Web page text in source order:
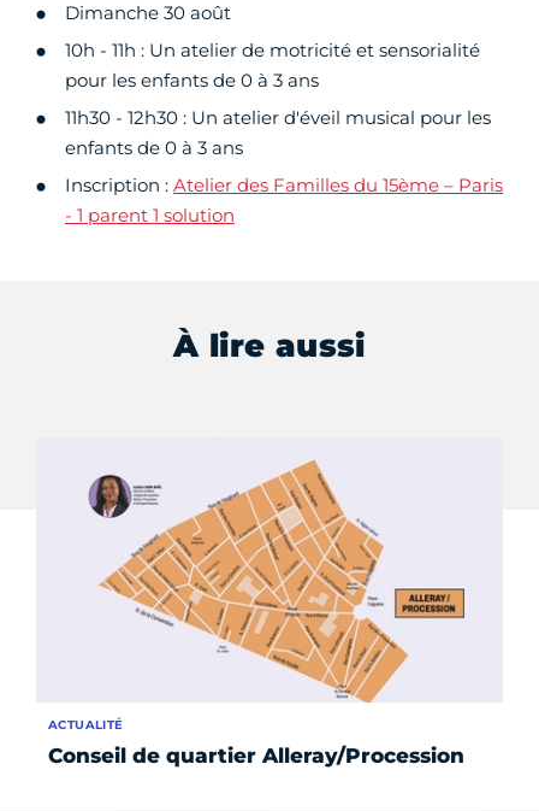
Dimanche 30 août
10h - 11h : Un atelier de motricité et sensorialité
pour les enfants de 0 à 3 ans
11h30 - 12h30 : Un atelier d'éveil musical pour les
enfants de 0 à 3 ans
Inscription : Atelier des Familles du 15ème – Paris
- 1 parent 1 solution
À lire aussi
Conseil de quartier Alleray/Procession
ACTUALITÉ